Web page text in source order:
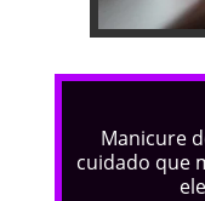
Manicure
cuidado que